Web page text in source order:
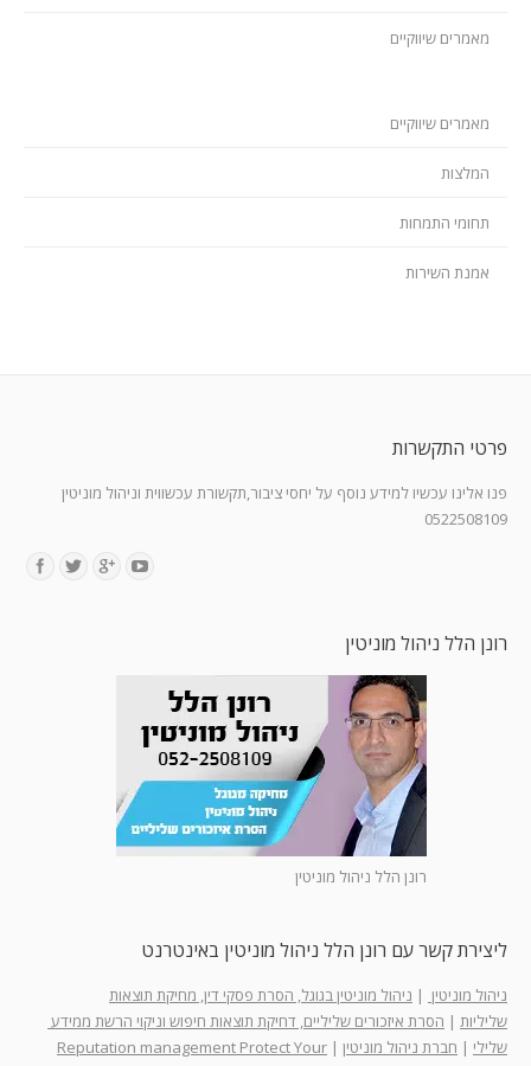
מאמרים שיווקיים
מאמרים שיווקיים
המלצות
תחומי התמחות
אמנת השירות
פרטי התקשרות
פנו אלינו עכשיו למידע נוסף על יחסי ציבור,תקשורת עכשווית וניהול מוניטין
0522508109
רונן הלל ניהול מוניטין
רונן הלל ניהול מוניטין
ליצירת קשר עם רונן הלל ניהול מוניטין באינטרנט
ניהול מוניטין | ניהול מוניטין בגוגל, הסרת פסקי דין, מחיקת תוצאות
שליליות | הסרת איזכורים שליליים, דחיקת תוצאות חיפוש וניקוי הרשת ממידע
שלילי | חברת ניהול מוניטין |
Reputation management Protect Your